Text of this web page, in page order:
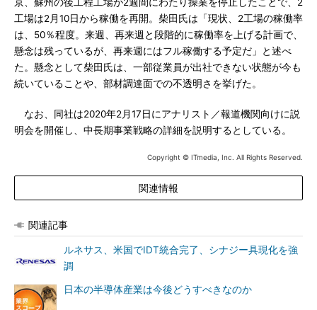
工場は2月10日から稼働を再開。柴田氏は「現状、2工場の稼働率
は、50％程度。来週、再来週と段階的に稼働率を上げる計画で、
懸念は残っているが、再来週にはフル稼働する予定だ」と述べ
た。懸念として柴田氏は、一部従業員が出社できない状態が今も
続いていることや、部材調達面での不透明さを挙げた。
なお、同社は2020年2月17日にアナリスト／報道機関向けに説
明会を開催し、中長期事業戦略の詳細を説明するとしている。
Copyright © ITmedia, Inc. All Rights Reserved.
関連情報
関連記事
ルネサス、米国でIDT統合完了、シナジー具現化を強
調
日本の半導体産業は今後どうすべきなのか